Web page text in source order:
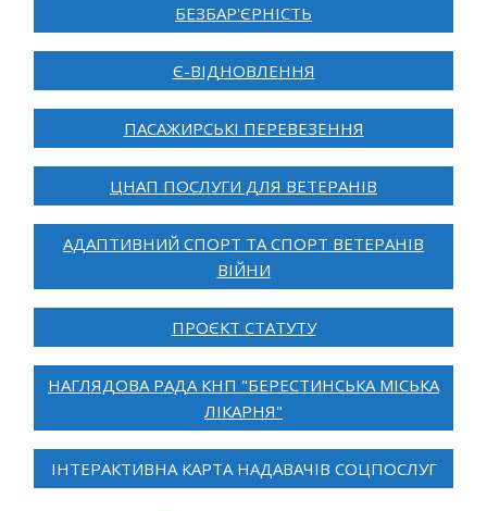
БЕЗБАР'ЄРНІСТЬ
Є-ВІДНОВЛЕННЯ
ПАСАЖИРСЬКІ ПЕРЕВЕЗЕННЯ
ЦНАП ПОСЛУГИ ДЛЯ ВЕТЕРАНІВ
АДАПТИВНИЙ СПОРТ ТА СПОРТ ВЕТЕРАНІВ
ВІЙНИ
ПРОЄКТ СТАТУТУ
НАГЛЯДОВА РАДА КНП "БЕРЕСТИНСЬКА МІСЬКА
ЛІКАРНЯ"
ІНТЕРАКТИВНА КАРТА НАДАВАЧІВ СОЦПОСЛУГ